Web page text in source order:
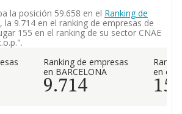
la posición 59.658 en el Ranking de
, la 9.714 en el ranking de empresas de
155 en el ranking de su sector CNAE
Ranking de empresas
en BARCELONA
9.714
en el
155